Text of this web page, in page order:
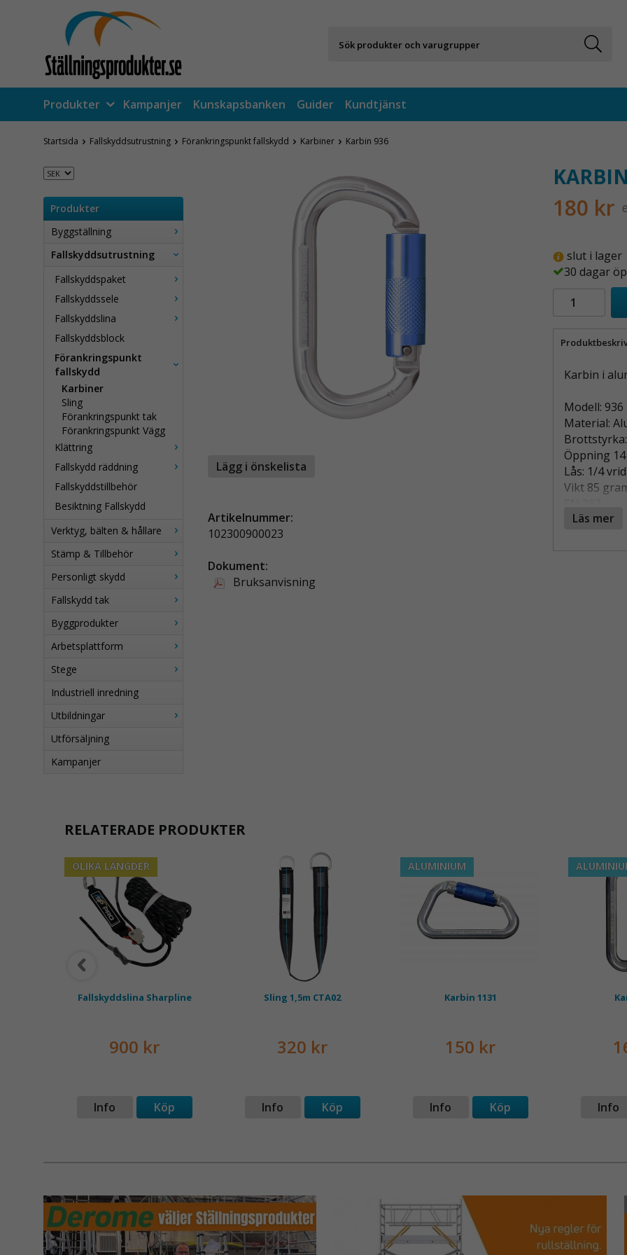
Produkter Kampanjer Kunskapsbanken Guider Kundtjänst
Startsida Fallskyddsutrustning Förankringspunkt fallskydd Karbiner Karbin 936
Produkter
Byggställning
Fallskyddsutrustning
Fallskyddspaket
Fallskyddssele
Fallskyddslina
Fallskyddsblock
Förankringspunkt
fallskydd
Karbiner
Sling
Förankringspunkt tak
Förankringspunkt Vägg
Klättring
Fallskydd räddning
Fallskyddstillbehör
Besiktning Fallskydd
Verktyg, bälten & hållare
Stämp & Tillbehör
Personligt skydd
Fallskydd tak
Byggprodukter
Arbetsplattform
Stege
Industriell inredning
Utbildningar
Utförsäljning
Kampanjer
180 kr
slut i lager
30 dagar
Karbin i
Modell: 936
Material:
Öppning
Lås: 1/4
Vikt 85
Pris /st
Läs mer
Lägg i önskelista
Artikelnummer:
102300900023
Dokument:
Bruksanvisning
RELATERADE PRODUKTER
OLIKA LÄNGDER
Fallskyddslina Sharpline
900 kr
Info Köp
Sling 1,5m CTA02
320 kr
Info Köp
ALUMINIUM
Karbin 1131
150 kr
Info Köp Info